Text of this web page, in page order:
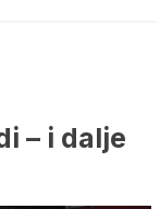
– i dalje